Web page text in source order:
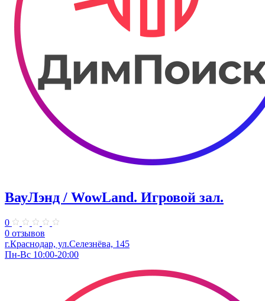
ВауЛэнд / WowLand. ​Игровой зал.
0
0 отзывов
г.Краснодар, ул.Селезнёва, 145
Пн-Вс 10:00-20:00